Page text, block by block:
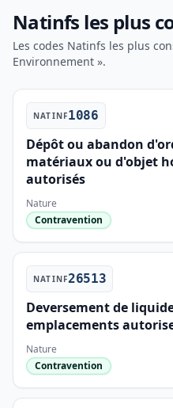
Natinfs les plus
Les codes Natinfs les plus
Environnement ».
NATINF1086
Dépôt ou abandon
matériaux ou d'objet
autorisés
Nature
Contravention
NATINF26513
Deversement de
emplacements
Nature
Contravention